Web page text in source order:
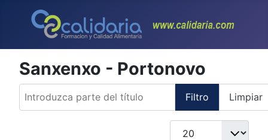
Sanxenxo - Portonovo
Introduzca parte del título
Filtro Limpiar